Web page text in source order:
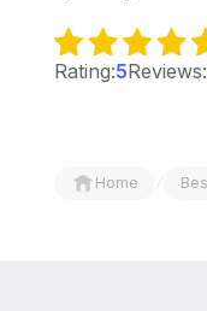
Rating:5Reviews:
Home /